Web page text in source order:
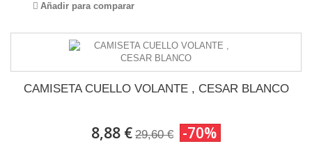
Añadir para comparar
CAMISETA CUELLO VOLANTE , CESAR BLANCO
8,88 € 29,60 € -70%